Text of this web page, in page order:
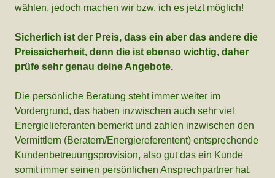
wählen, jedoch machen wir bzw. ich es jetzt möglich!
Sicherlich ist der Preis, dass ein aber das andere die
Preissicherheit, denn die ist ebenso wichtig, daher
prüfe sehr genau deine Angebote.
Die persönliche Beratung steht immer weiter im
Vordergrund, das haben inzwischen auch sehr viel
Energielieferanten bemerkt und zahlen inzwischen den
Vermittlern (Beratern/Energiereferentent) entsprechende
Kundenbetreuungsprovision, also gut das ein Kunde
somit immer seinen persönlichen Ansprechpartner hat.